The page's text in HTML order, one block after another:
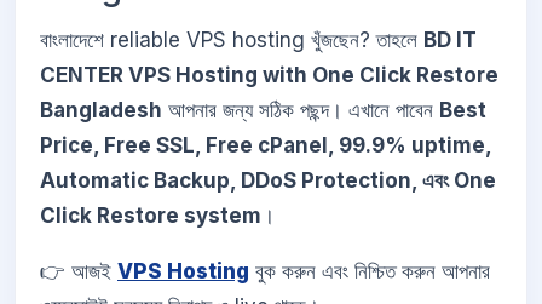
বাংলাদেশে reliable VPS hosting খুঁজছেন? তাহলে BD IT
CENTER VPS Hosting with One Click Restore
Bangladesh আপনার জন্য সঠিক পছন্দ। এখানে পাবেন Best
Price, Free SSL, Free cPanel, 99.9% uptime,
Automatic Backup, DDoS Protection, এবং One
Click Restore system ।
👉 আজই VPS Hosting বুক করুন এবং নিশ্চিত করুন আপনার